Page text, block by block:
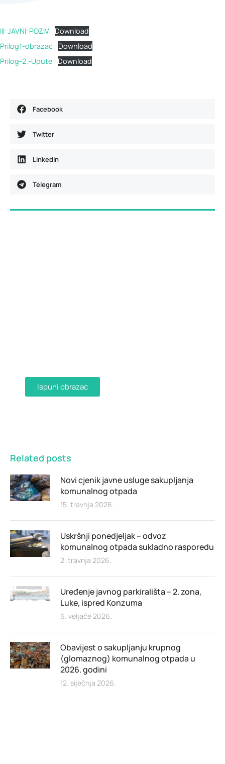
III-JAVNI-POZIV
Download
Prilog1-obrazac
Download
Prilog-2.-Upute
Download
Facebook
Twitter
LinkedIn
Telegram
Ispuni obrazac
Related posts
Novi cjenik javne usluge sakupljanja
komunalnog otpada
15. travnja 2026.
Uskršnji ponedjeljak – odvoz
komunalnog otpada sukladno rasporedu
2. travnja 2026.
Uređenje javnog parkirališta – 2. zona,
Luke, ispred Konzuma
6. veljače 2026.
Obavijest o sakupljanju krupnog
(glomaznog) komunalnog otpada u
2026. godini
12. siječnja 2026.